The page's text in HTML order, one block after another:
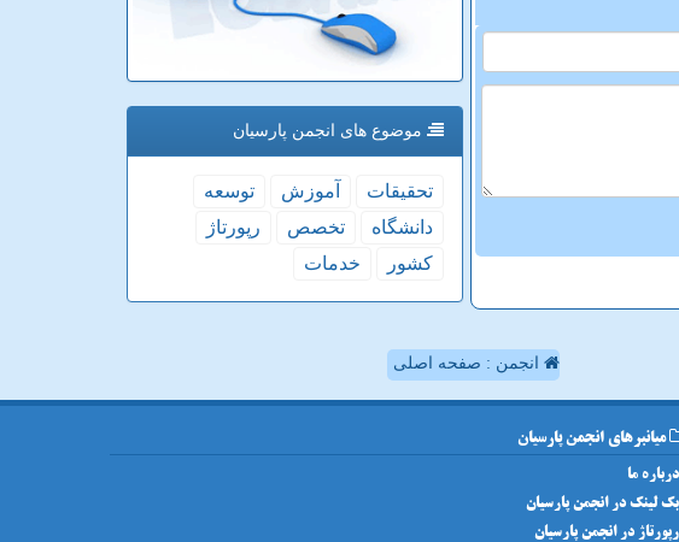
موضوع های انجمن پارسیان
تحقیقات آموزش
توسعه
دانشگاه
تخصص
رپورتاژ
كشور
خدمات
انجمن : صفحه اصلی
میانبرهای انجمن پارسیان
درباره ما
بک لینک در انجمن پارسیان
رپورتاژ در انجمن پارسیان